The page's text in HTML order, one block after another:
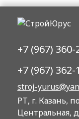
+7 (967) 360-
+7 (967) 362-
stroj-
РТ, г. Казань,
Центральная,